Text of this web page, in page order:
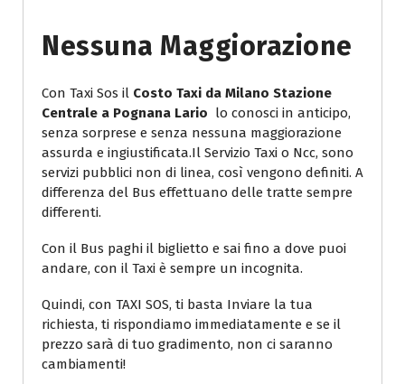
Nessuna Maggiorazione
Con Taxi Sos il Costo Taxi da Milano Stazione
Centrale a Pognana Lario lo conosci in anticipo,
senza sorprese e senza nessuna maggiorazione
assurda e ingiustificata.Il Servizio Taxi o Ncc, sono
servizi pubblici non di linea, così vengono definiti. A
differenza del Bus effettuano delle tratte sempre
differenti.
Con il Bus paghi il biglietto e sai fino a dove puoi
andare, con il Taxi è sempre un incognita.
Quindi, con TAXI SOS, ti basta Inviare la tua
richiesta, ti rispondiamo immediatamente e se il
prezzo sarà di tuo gradimento, non ci saranno
cambiamenti!